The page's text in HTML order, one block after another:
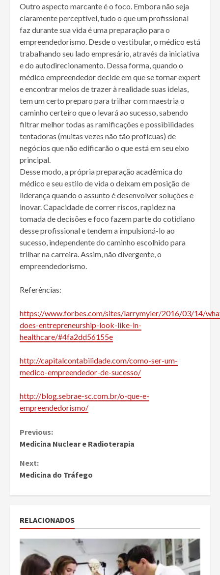
Outro aspecto marcante é o foco. Embora não seja
claramente perceptível, tudo o que um profissional
faz durante sua vida é uma preparação para o
empreendedorismo. Desde o vestibular, o médico está
trabalhando seu lado empresário, através da iniciativa
e do autodirecionamento. Dessa forma, quando o
médico empreendedor decide em que se tornar expert
e encontrar meios de trazer à realidade suas ideias,
tem um certo preparo para trilhar com maestria o
caminho certeiro que o levará ao sucesso, sabendo
filtrar melhor todas as ramificações e possibilidades
tentadoras (muitas vezes não tão profícuas) de
negócios que não edificarão o que está em seu eixo
principal.
Desse modo, a própria preparação acadêmica do
médico e seu estilo de vida o deixam em posição de
liderança quando o assunto é desenvolver soluções e
inovar. Capacidade de correr riscos, rapidez na
tomada de decisões e foco fazem parte do cotidiano
desse profissional e tendem a impulsioná-lo ao
sucesso, independente do caminho escolhido para
trilhar na carreira. Assim, não divergente, o
empreendedorismo.
Referências:
https://www.forbes.com/sites/larrymyler/2016/03/14/
does-entrepreneurship-look-like-in-
healthcare/#4fa2dd56155e
http://capitalcontabilidade.com/como-ser-um-
medico-empreendedor-de-sucesso/
http://blog.sebrae-sc.com.br/o-que-e-
empreendedorismo/
Continue
Previous:
Medicina Nuclear e Radioterapia
Next:
Medicina do Tráfego
RELACIONADOS